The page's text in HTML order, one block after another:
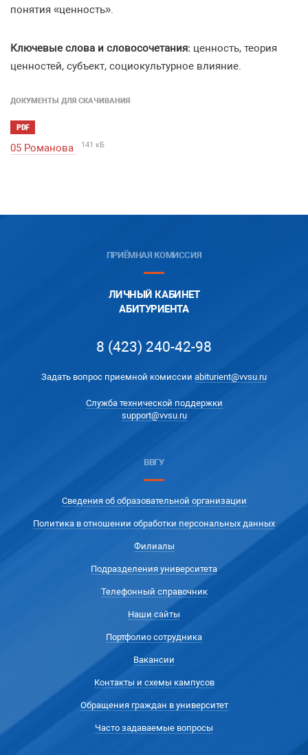
понятия «ценность».
Ключевые слова и словосочетания: ценность, теория
ценностей, субъект, социокультурное влияние.
ДОКУМЕНТЫ ДЛЯ СКАЧИВАНИЯ
PDF
05 Романова 141 кБ
ПРИЁМНАЯ КОМИССИЯ
ЛИЧНЫЙ КАБИНЕТ
АБИТУРИЕНТА
8 (423) 240-42-98
Задать вопрос приемной комиссии abiturient@vvsu.ru
Служба технической поддержки
support@vvsu.ru
ВВГУ
Сведения об образовательной организации
Политика в отношении обработки персональных данных
Филиалы
Подразделения университета
Телефонный справочник
Наши сайты
Портфолио сотрудника
Вакансии
Контакты и схемы кампусов
Обращения граждан в университет
Часто задаваемые вопросы